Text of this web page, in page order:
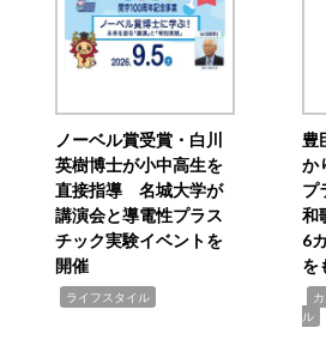
ノーベル賞受賞・白川
英樹博士が小中高生を
直接指導 名城大学が
講演会と導電性プラス
チック実験イベントを
開催
ライフスタイル
豊
か
プ
和
6
を
ル